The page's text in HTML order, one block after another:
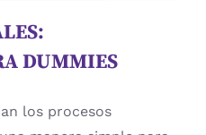
DUMMIES
los procesos